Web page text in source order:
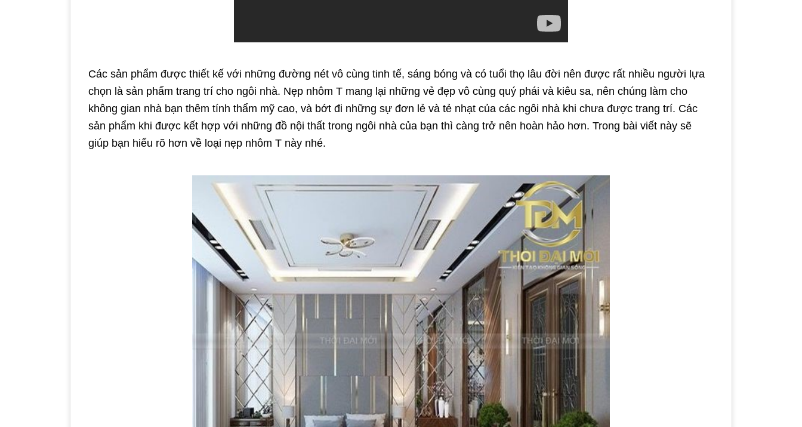
Các sản phẩm được thiết kế với những đường nét vô cùng tinh tế, sáng bóng và có tuổi thọ lâu đời nên được rất nhiều người lựa
chọn là sản phẩm trang trí cho ngôi nhà. Nẹp nhôm T mang lại những vẻ đẹp vô cùng quý phái và kiêu sa, nên chúng làm cho
không gian nhà bạn thêm tính thẩm mỹ cao, và bớt đi những sự đơn lẻ và tẻ nhạt của các ngôi nhà khi chưa được trang trí. Các
sản phẩm khi được kết hợp với những đồ nội thất trong ngôi nhà của bạn thì càng trở nên hoàn hảo hơn. Trong bài viết này sẽ
giúp bạn hiểu rõ hơn về loại nẹp nhôm T này nhé.